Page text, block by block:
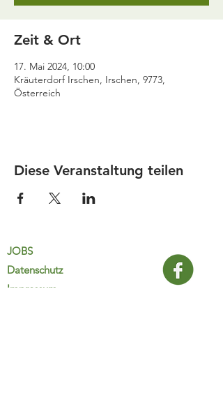
Zeit & Ort
17. Mai 2024, 10:00
Kräuterdorf Irschen, Irschen, 9773,
Österreich
Diese Veranstaltung teilen
JOBS
Datenschutz
Impressum